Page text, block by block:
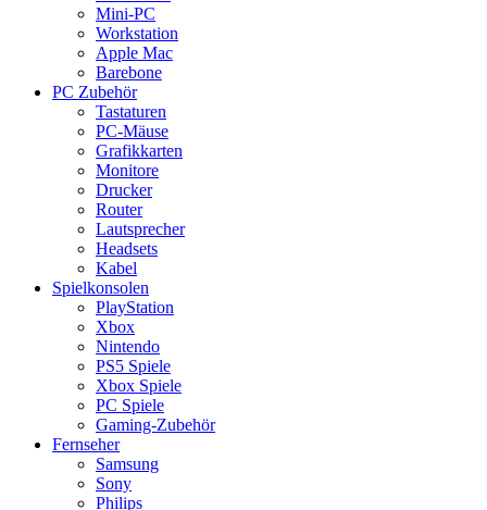
Mini-PC
Workstation
Apple Mac
Barebone
PC Zubehör
Tastaturen
PC-Mäuse
Grafikkarten
Monitore
Drucker
Router
Lautsprecher
Headsets
Kabel
Spielkonsolen
PlayStation
Xbox
Nintendo
PS5 Spiele
Xbox Spiele
PC Spiele
Gaming-Zubehör
Fernseher
Samsung
Sony
Philips